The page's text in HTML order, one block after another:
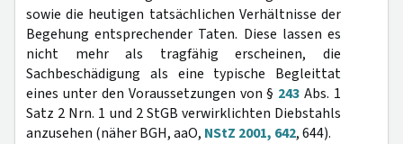
sowie die heutigen tatsächlichen Verhältnisse der
Begehung entsprechender Taten. Diese lassen es
nicht mehr als tragfähig erscheinen, die
Sachbeschädigung als eine typische Begleittat
eines unter den Voraussetzungen von § 243 Abs. 1
Satz 2 Nrn. 1 und 2 StGB verwirklichten Diebstahls
anzusehen (näher BGH, aaO, NStZ 2001, 642, 644).